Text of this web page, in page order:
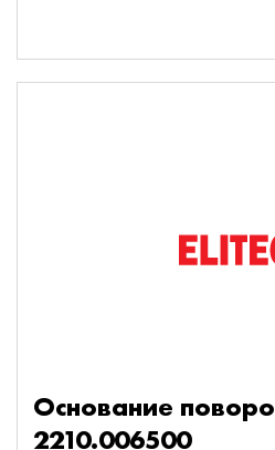
Основание
2210.006500